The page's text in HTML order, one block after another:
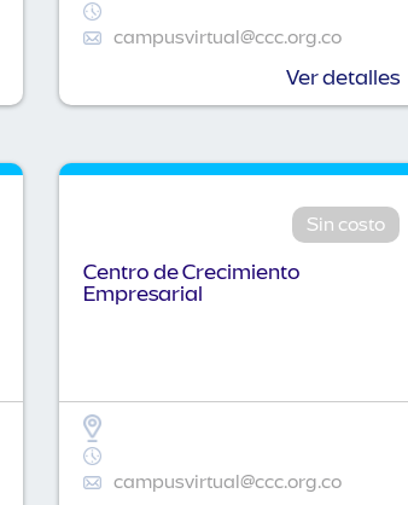
campusvirtual@ccc.org.co
Ver detalles
Sin costo
Centro de Crecimiento
Empresarial
campusvirtual@ccc.org.co